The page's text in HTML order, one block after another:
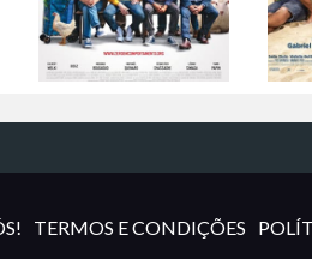
TERMOS E CONDIÇÕES